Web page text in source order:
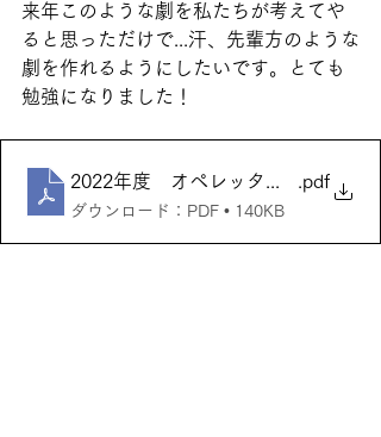
来年このような劇を私たちが考えてや
ると思っただけで...汗、先輩方のような
劇を作れるようにしたいです。とても
勉強になりました！
2022年度 オペレッタ発表会（学内
.pdf
ダウンロード：PDF • 140KB